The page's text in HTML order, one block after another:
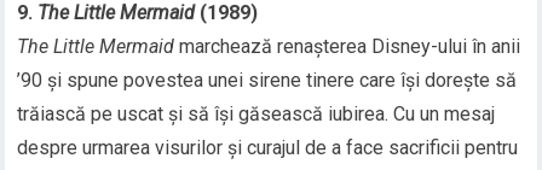
9. The Little Mermaid(1989)
The Little Mermaid marchează renașterea Disney-ului în anii
’90 și spune povestea unei sirene tinere care își dorește să
trăiască pe uscat și să își găsească iubirea. Cu un mesaj
despre urmarea visurilor și curajul de a face sacrificii pentru